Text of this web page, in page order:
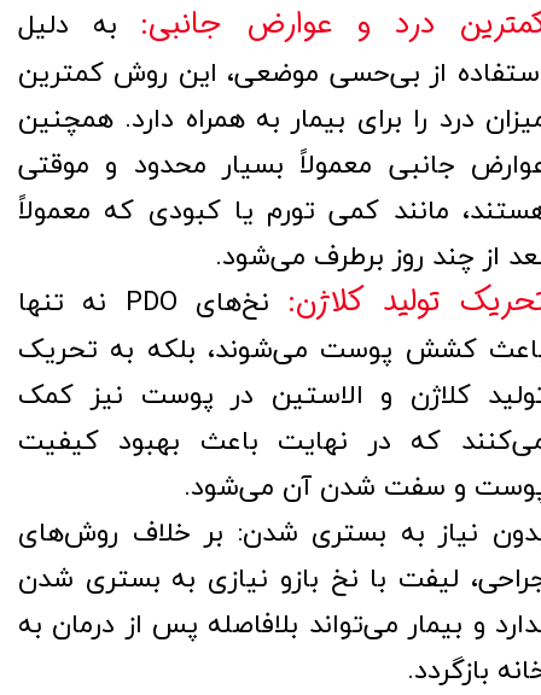
درد و عوارض جانبی: به دلیل
از بی‌حسی موضعی، این روش کمترین
درد را برای بیمار به همراه دارد. همچنین
جانبی معمولاً بسیار محدود و موقتی
مانند کمی تورم یا کبودی که معمولاً
از چند روز برطرف می‌شود.
تولید کلاژن:
نخ‌های PDO نه تنها
کشش پوست می‌شوند، بلکه به تحریک
کلاژن و الاستین در پوست نیز کمک
که در نهایت باعث بهبود کیفیت
و سفت شدن آن می‌شود.
نیاز به بستری شدن: بر خلاف روش‌های
لیفت با نخ بازو نیازی به بستری شدن
و بیمار می‌تواند بلافاصله پس از درمان به
بازگردد.